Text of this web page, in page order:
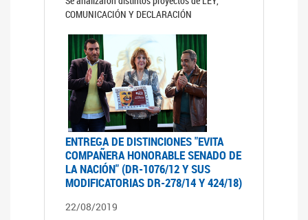
COMUNICACIÓN Y DECLARACIÓN
ENTREGA DE DISTINCIONES "EVITA
COMPAÑERA HONORABLE SENADO DE
LA NACIÓN" (DR-1076/12 Y SUS
MODIFICATORIAS DR-278/14 Y 424/18)
22/08/2019